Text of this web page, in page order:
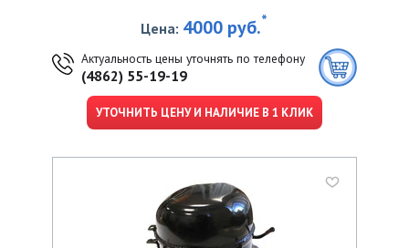
Цена: 4000 руб.*
Актуальность цены уточнять по телефону
(4862) 55-19-19
УТОЧНИТЬ ЦЕНУ И НАЛИЧИЕ В 1 КЛИК